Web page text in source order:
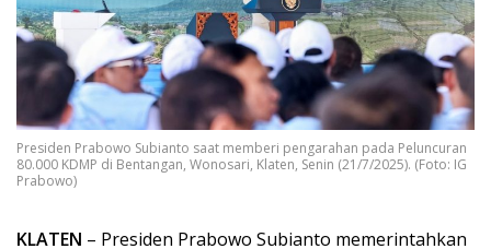
Presiden Prabowo Subianto saat memberi pengarahan pada Peluncuran
80.000 KDMP di Bentangan, Wonosari, Klaten, Senin (21/7/2025). (Foto: IG
Prabowo)
KLATEN – Presiden Prabowo Subianto memerintahkan